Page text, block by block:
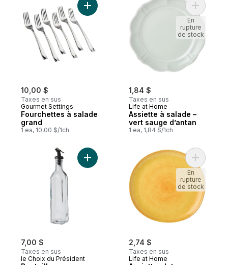
10,00 $
Taxes en sus
Gourmet Settings
Fourchettes à salade
grand
1 ea, 10,00 $/1ch
Ajouter Fourchettes à salade grand au
1,84 $
Taxes en sus
Life at Home
Assiette à salade –
vert sauge d’antan
1 ea, 1,84 $/1ch
Ajouter
En
rupture
de stock
7,00 $
Taxes en sus
le Choix du Président
Ajouter Bouteille en verre pour huile et
2,74 $
Taxes en sus
Life at Home
Ajouter
En
rupture
de stock